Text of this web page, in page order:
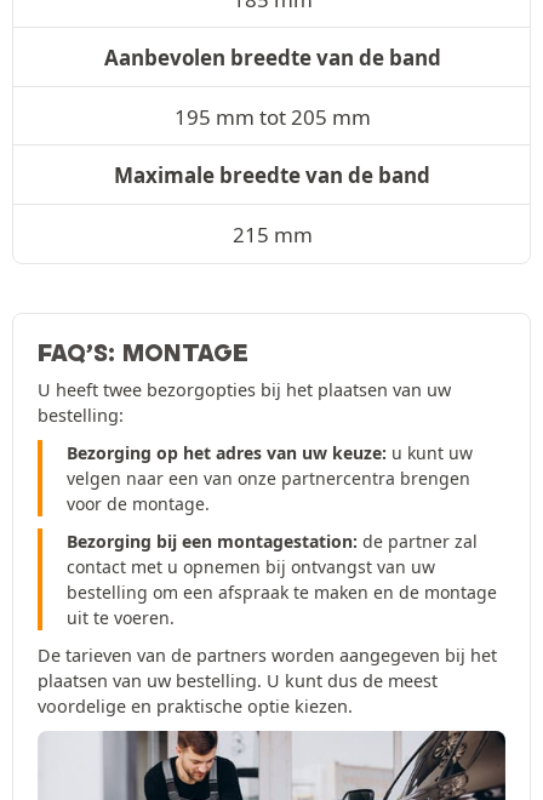
Aanbevolen breedte van de band
195 mm tot 205 mm
Maximale breedte van de band
215 mm
FAQ’S: MONTAGE
U heeft twee bezorgopties bij het plaatsen van uw
bestelling:
Bezorging op het adres van uw keuze: u kunt uw
velgen naar een van onze partnercentra brengen
voor de montage.
Bezorging bij een montagestation: de partner zal
contact met u opnemen bij ontvangst van uw
bestelling om een afspraak te maken en de montage
uit te voeren.
De tarieven van de partners worden aangegeven bij het
plaatsen van uw bestelling. U kunt dus de meest
voordelige en praktische optie kiezen.